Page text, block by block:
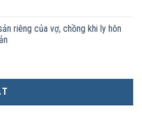
riêng của vợ, chồng khi ly hôn